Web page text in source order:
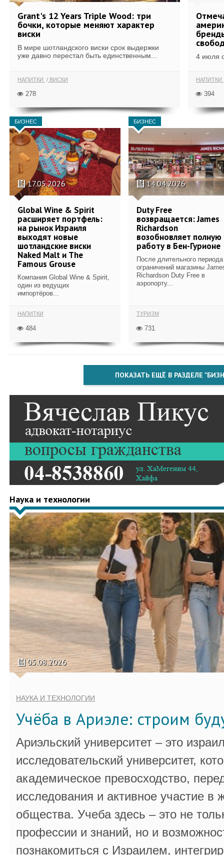
Grant's 12 Years Triple Wood: три
бочки, которые меняют характер
виски
В мире шотландского виски срок выдержки
уже давно перестал быть единственным...
НАПИТКИ ВИСКИ
278
4 июля
НАПИТКИ
394
БИЗНЕС
17.05.2026
Global Wine & Spirit
расширяет портфель:
на рынок Израиля
выходят новые
шотландские виски
Naked Malt и The
Famous Grouse
Компания Global Wine & Spirit,
один из ведущих
импортёров...
НАПИТКИ
484
БИЗНЕС
14.04.2026
Duty Free
возвращается: James
Richardson
возобновляет полную
работу в Бен-Гурионе
После длительного периода
ограничений магазины
Richardson Duty Free в
аэропорту...
ТУРИЗМ
731
ПОКАЗАТЬ ЕЩЁ В РАЗДЕЛЕ
Наука и технологии
05.08.2026
НАУКА И ТЕХНОЛОГИИ
Учёба в Ариэле: строим
Ариэльский университет – это
исследовательский университет,
академическое превосходство,
исследования и активное участие в
общества. Учеба здесь – это не
профессии и знаний, но и
познакомиться с Израилем,